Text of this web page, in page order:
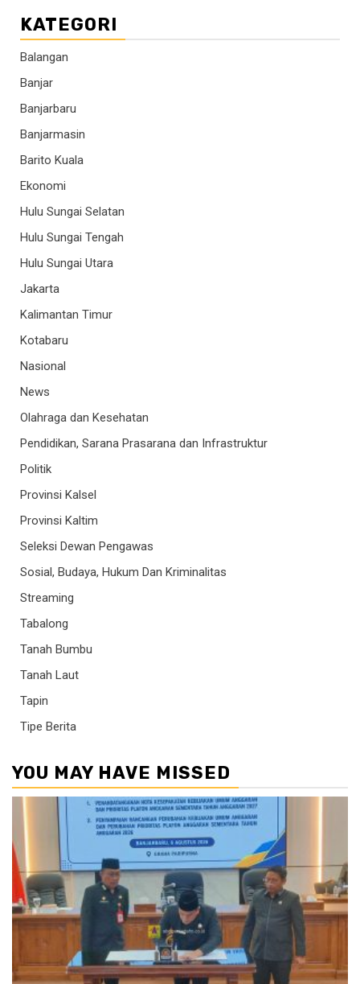
KATEGORI
Balangan
Banjar
Banjarbaru
Banjarmasin
Barito Kuala
Ekonomi
Hulu Sungai Selatan
Hulu Sungai Tengah
Hulu Sungai Utara
Jakarta
Kalimantan Timur
Kotabaru
Nasional
News
Olahraga dan Kesehatan
Pendidikan, Sarana Prasarana dan Infrastruktur
Politik
Provinsi Kalsel
Provinsi Kaltim
Seleksi Dewan Pengawas
Sosial, Budaya, Hukum Dan Kriminalitas
Streaming
Tabalong
Tanah Bumbu
Tanah Laut
Tapin
Tipe Berita
YOU MAY HAVE MISSED